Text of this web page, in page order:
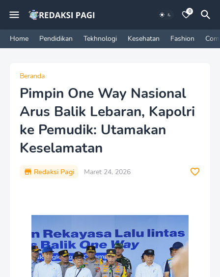
0
Home Pendidikan Tekhnologi Kesehatan Fashion
Beranda
Pimpin One Way Nasional
Arus Balik Lebaran, Kapolri
ke Pemudik: Utamakan
Keselamatan
Redaksi Pagi Maret 24, 2026